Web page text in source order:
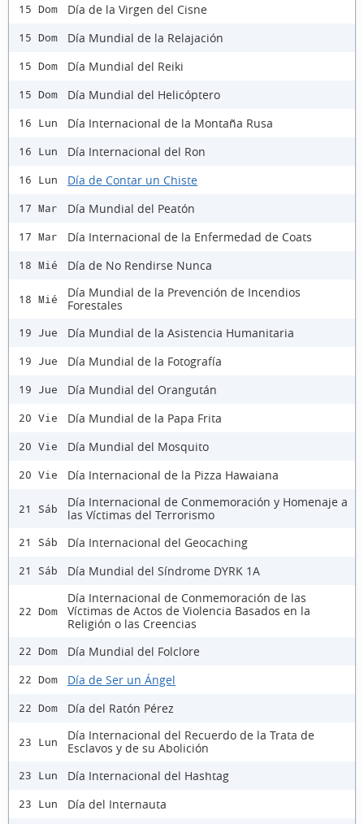
15 Dom Día de la Virgen del Cisne
15 Dom Día Mundial de la Relajación
15 Dom Día Mundial del Reiki
15 Dom Día Mundial del Helicóptero
16 Lun Día Internacional de la Montaña Rusa
16 Lun Día Internacional del Ron
16 Lun Día de Contar un Chiste
17 Mar Día Mundial del Peatón
17 Mar Día Internacional de la Enfermedad de Coats
18 Mié Día de No Rendirse Nunca
18 Mié
Día Mundial de la Prevención de Incendios
Forestales
19 Jue Día Mundial de la Asistencia Humanitaria
19 Jue Día Mundial de la Fotografía
19 Jue Día Mundial del Orangután
20 Vie Día Mundial de la Papa Frita
20 Vie Día Mundial del Mosquito
20 Vie Día Internacional de la Pizza Hawaiana
21 Sáb
Día Internacional de Conmemoración y Homenaje a
las Víctimas del Terrorismo
21 Sáb Día Internacional del Geocaching
21 Sáb Día Mundial del Síndrome DYRK 1A
22 Dom
Día Internacional de Conmemoración de las
Víctimas de Actos de Violencia Basados en la
Religión o las Creencias
22 Dom Día Mundial del Folclore
22 Dom Día de Ser un Ángel
22 Dom Día del Ratón Pérez
23 Lun
Día Internacional del Recuerdo de la Trata de
Esclavos y de su Abolición
23 Lun Día Internacional del Hashtag
23 Lun Día del Internauta